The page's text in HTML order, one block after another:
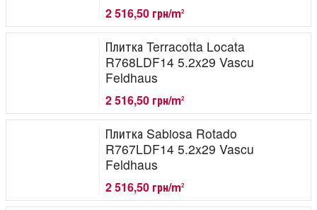
2 516,50 грн/m2
Плитка Terracotta Locata
R768LDF14 5.2x29 Vascu
Feldhaus
2 516,50 грн/m2
Плитка Sabiosa Rotado
R767LDF14 5.2x29 Vascu
Feldhaus
2 516,50 грн/m2